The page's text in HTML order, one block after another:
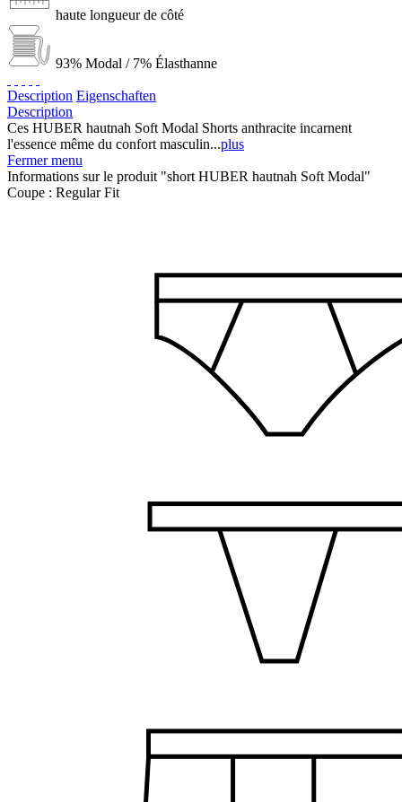
haute longueur de côté
93% Modal / 7% Élasthanne
Description Eigenschaften
Description
Ces HUBER hautnah Soft Modal Shorts anthracite incarnent
l'essence même du confort masculin...plus
Fermer menu
Informations sur le produit "short HUBER hautnah Soft Modal"
Coupe : Regular Fit